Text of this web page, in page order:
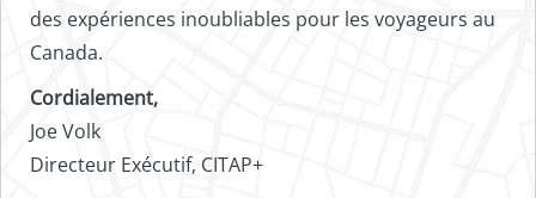
des expériences inoubliables pour les voyageurs au
Canada.
Cordialement,
Joe Volk
Directeur Exécutif, CITAP+